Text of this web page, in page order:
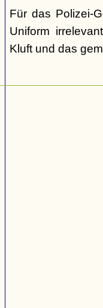
Für das Polizei-
Uniform
Kluft und das